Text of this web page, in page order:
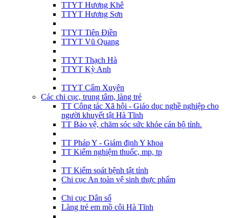
TTYT Hương Khê
TTYT Hương Sơn
TTYT Tiên Điền
TTYT Vũ Quang
TTYT Thạch Hà
TTYT Kỳ Anh
TTYT Cẩm Xuyên
Các chi cục, trung tâm, làng trẻ
TT Công tác Xã hội - Giáo dục nghề nghiệp cho
người khuyết tật Hà Tĩnh
TT Bảo vệ, chăm sóc sức khỏe cán bộ tỉnh.
TT Pháp Y - Giám định Y khoa
TT Kiểm nghiệm thuốc, mp, tp
TT Kiểm soát bệnh tật tỉnh
Chi cục An toàn vệ sinh thực phẩm
Chi cục Dân số
Làng trẻ em mồ côi Hà Tĩnh